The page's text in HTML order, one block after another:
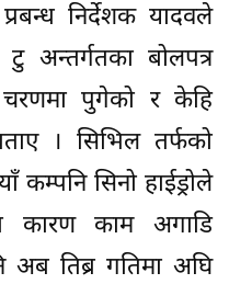
निर्देशक यादवले
अन्तर्गतका बोलपत्र
चरणमा पुगेको र केहि
। सिभिल तर्फको
कम्पनि सिनो हाईड्रोले
कारण काम अगाडि
अब तिब्र गतिमा अघि